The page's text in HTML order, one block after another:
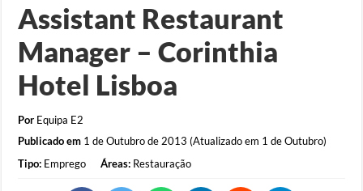
Assistant Restaurant
Manager – Corinthia
Hotel Lisboa
Por Equipa E2
Publicado em 1 de Outubro de 2013 (Atualizado em 1 de Outubro)
Tipo: Emprego Áreas: Restauração